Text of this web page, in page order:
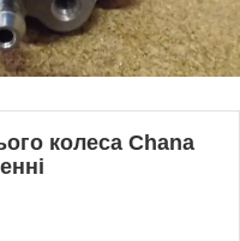
колеса Chana